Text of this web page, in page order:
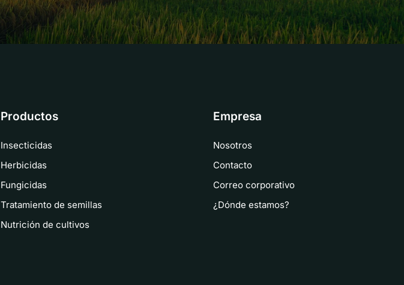
Productos
Insecticidas
Herbicidas
Fungicidas
Tratamiento de semillas
Nutrición de cultivos
Empresa
Nosotros
Contacto
Correo corporativo
¿Dónde estamos?